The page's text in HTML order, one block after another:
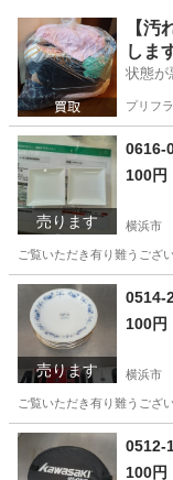
神奈川 横浜市 生
【汚
しま
状態が
プリフラ
売ります
100円
横浜市
ご覧いただき有り難うご
神奈川 横浜市
売ります
0514-
100円
横浜市
ご覧いただき有り難うご
神奈川 横浜市 0512-
100円